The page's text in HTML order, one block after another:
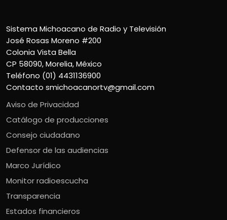
Sistema Michoacano de Radio y Televisión
José Rosas Moreno #200
Colonia Vista Bella
CP 58090, Morelia, México
Teléfono (01) 4431136900
Contacto smichoacanortv@gmail.com
Aviso de Privacidad
Catálogo de producciones
Consejo ciudadano
Defensor de las audiencias
Marco Jurídico
Monitor radioescucha
Transparencia
Estados financieros